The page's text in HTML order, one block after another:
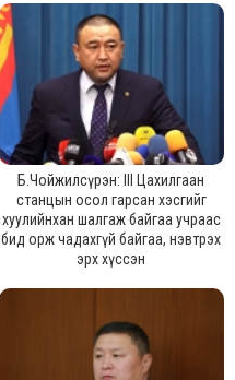
Б.Чойжилсүрэн: III Цахилгаан
станцын осол гарсан хэсгийг
хуулийнхан шалгаж байгаа учраас
бид орж чадахгүй байгаа, нэвтрэх
эрх хүссэн